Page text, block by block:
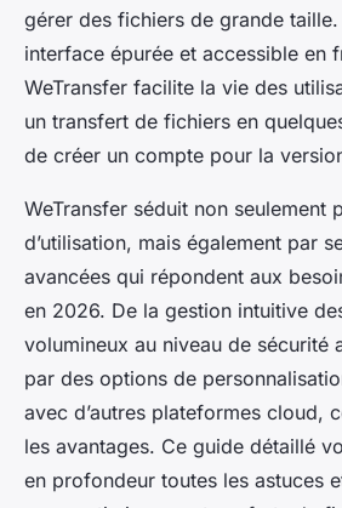
gérer des fichiers de grande
interface épurée et accessible en
WeTransfer facilite la vie des
un transfert de fichiers en
de créer un compte pour la
WeTransfer séduit non seulement
d’utilisation, mais également par
avancées qui répondent aux
en 2026. De la gestion intuitive
volumineux au niveau de sécurité
par des options de
avec d’autres plateformes cloud,
les avantages. Ce guide détaillé
en profondeur toutes les astuces